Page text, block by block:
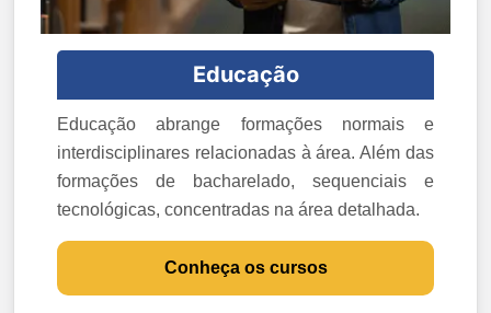
Educação
Educação abrange formações normais e
interdisciplinares relacionadas à área. Além das
formações de bacharelado, sequenciais e
tecnológicas, concentradas na área detalhada.
Conheça os cursos